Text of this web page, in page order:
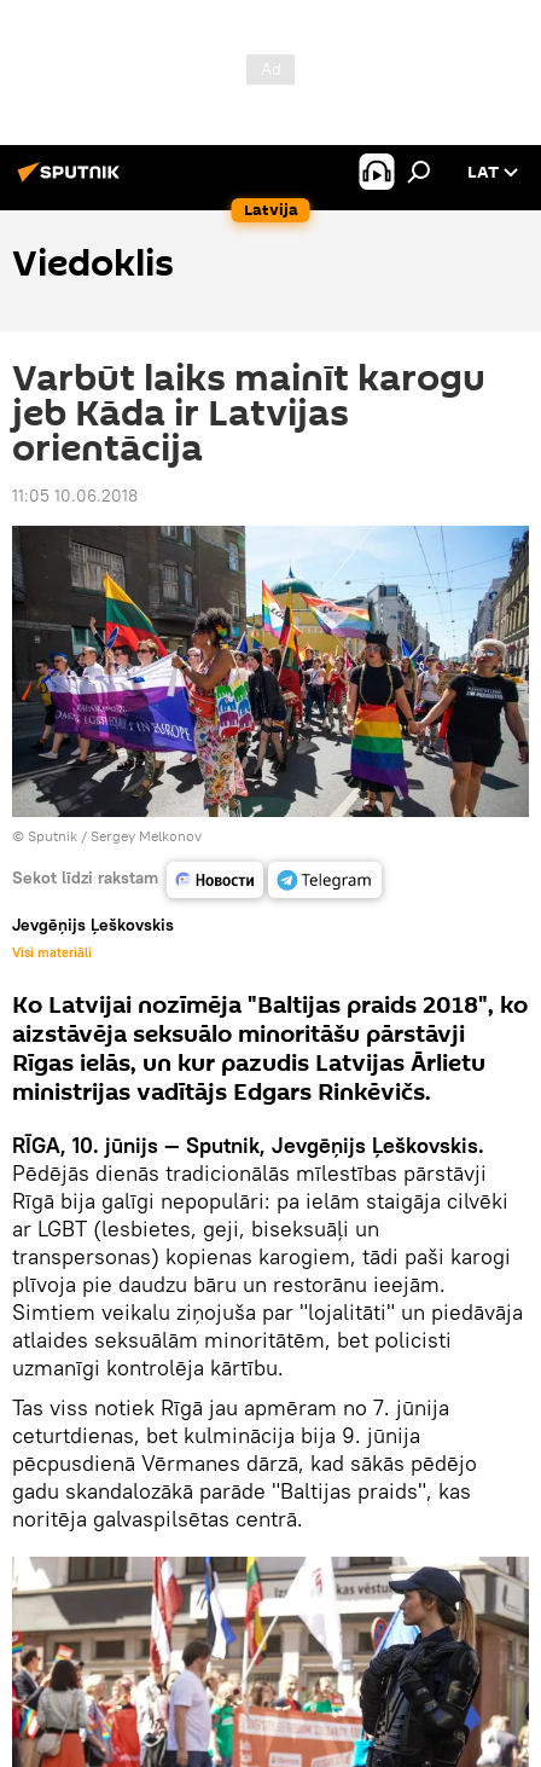
Latvija
LAT
Viedoklis
Varbūt laiks mainīt karogu
jeb Kāda ir Latvijas
orientācija
11:05 10.06.2018
© Sputnik / Sergey Melkonov
Sekot līdzi rakstam
Jevgēņijs Ļeškovskis
Visi materiāli
Ko Latvijai nozīmēja "Baltijas praids 2018", ko
aizstāvēja seksuālo minoritāšu pārstāvji
Rīgas ielās, un kur pazudis Latvijas Ārlietu
ministrijas vadītājs Edgars Rinkēvičs.
RĪGA, 10. jūnijs — Sputnik, Jevgēņijs Ļeškovskis.
Pēdējās dienās tradicionālās mīlestības pārstāvji
Rīgā bija galīgi nepopulāri: pa ielām staigāja cilvēki
ar LGBT (lesbietes, geji, biseksuāļi un
transpersonas) kopienas karogiem, tādi paši karogi
plīvoja pie daudzu bāru un restorānu ieejām.
Simtiem veikalu ziņojuša par "lojalitāti" un piedāvāja
atlaides seksuālām minoritātēm, bet policisti
uzmanīgi kontrolēja kārtību.
Tas viss notiek Rīgā jau apmēram no 7. jūnija
ceturtdienas, bet kulminācija bija 9. jūnija
pēcpusdienā Vērmanes dārzā, kad sākās pēdējo
gadu skandalozākā parāde "Baltijas praids", kas
noritēja galvaspilsētas centrā.